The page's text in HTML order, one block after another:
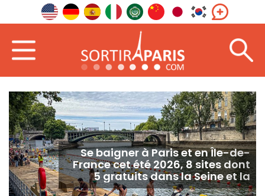
Se baigner à Paris et en Île-de-
France cet été 2026, 8 sites dont
5 gratuits dans la Seine et la
Marne